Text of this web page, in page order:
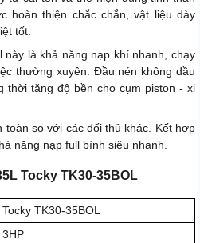
hoàn thiện chắc chắn, vật liệu dày
tốt.
là khả năng nạp khí nhanh, chạy
thường xuyên. Đầu nén không dầu
thời tăng độ bền cho cụm piston - xi
toàn so với các đối thủ khác. Kết hợp
năng nạp full bình siêu nhanh.
Tocky TK30-35BOL
Tocky TK30-35BOL
3HP